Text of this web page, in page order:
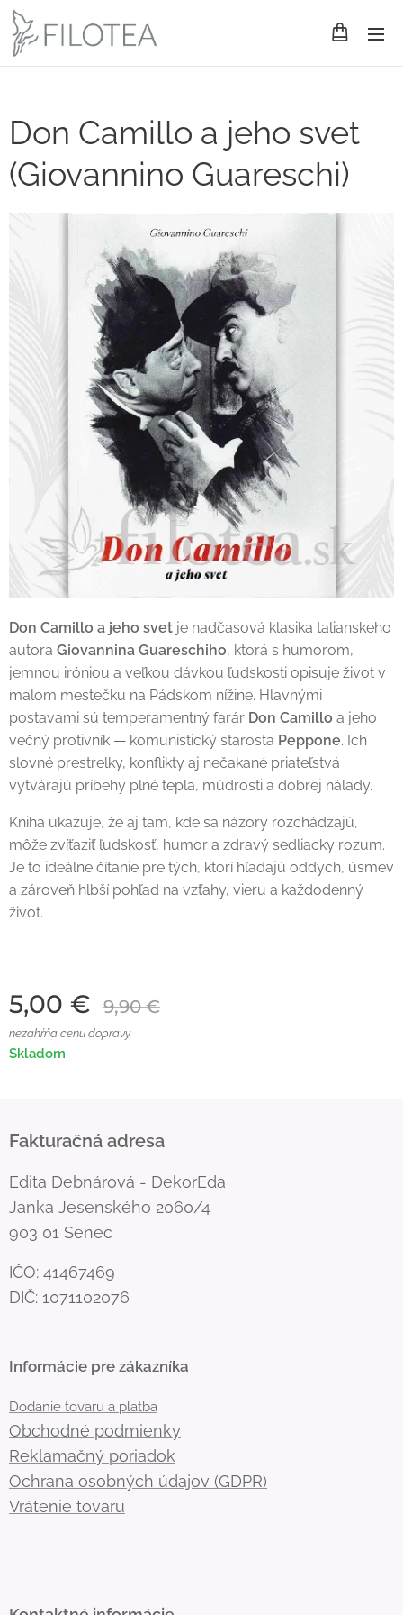
Don Camillo a jeho svet
(Giovannino Guareschi)
Don Camillo a jeho svet je nadčasová klasika talianskeho
autora Giovannina Guareschiho, ktorá s humorom,
jemnou iróniou a veľkou dávkou ľudskosti opisuje život v
malom mestečku na Pádskom nížine. Hlavnými
postavami sú temperamentný farár Don Camillo a jeho
večný protivník — komunistický starosta Peppone. Ich
slovné prestrelky, konflikty aj nečakané priateľstvá
vytvárajú príbehy plné tepla, múdrosti a dobrej nálady.
Kniha ukazuje, že aj tam, kde sa názory rozchádzajú,
môže zvíťaziť ľudskosť, humor a zdravý sedliacky rozum.
Je to ideálne čítanie pre tých, ktorí hľadajú oddych, úsmev
a zároveň hlbší pohľad na vzťahy, vieru a každodenný
život.
5,00 € 9,90€
nezahŕňa cenu dopravy
Skladom
Fakturačná adresa
Edita Debnárová - DekorEda
Janka Jesenského 2060/4
903 01 Senec
IČO: 41467469
DIČ: 1071102076
Informácie pre zákazníka
Dodanie tovaru a platba
Obchodné podmienky
Reklamačný poriadok
Ochrana osobných údajov (GDPR)
Vrátenie tovaru